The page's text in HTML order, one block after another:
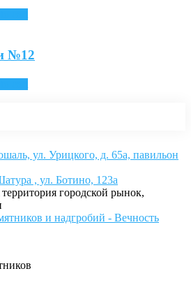
№12
ул. Урицкого, д. 65а, павильон
, ул. Ботино, 123а
городской рынок,